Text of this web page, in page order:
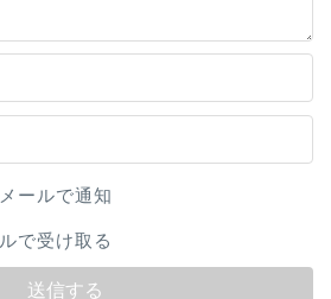
ールで通知
で受け取る